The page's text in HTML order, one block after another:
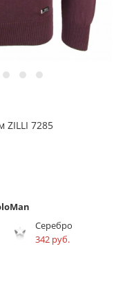
ZILLI 7285
Серебро
342 руб.